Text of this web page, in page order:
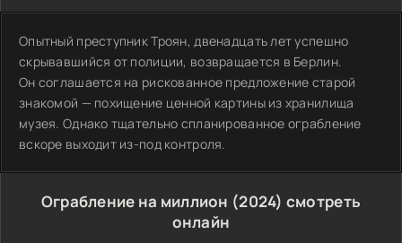
Опытный преступник Троян, двенадцать лет успешно
скрывавшийся от полиции, возвращается в Берлин.
Он соглашается на рискованное предложение старой
знакомой — похищение ценной картины из хранилища
музея. Однако тщательно спланированное ограбление
вскоре выходит из-под контроля.
Ограбление на миллион (2024) смотреть
онлайн